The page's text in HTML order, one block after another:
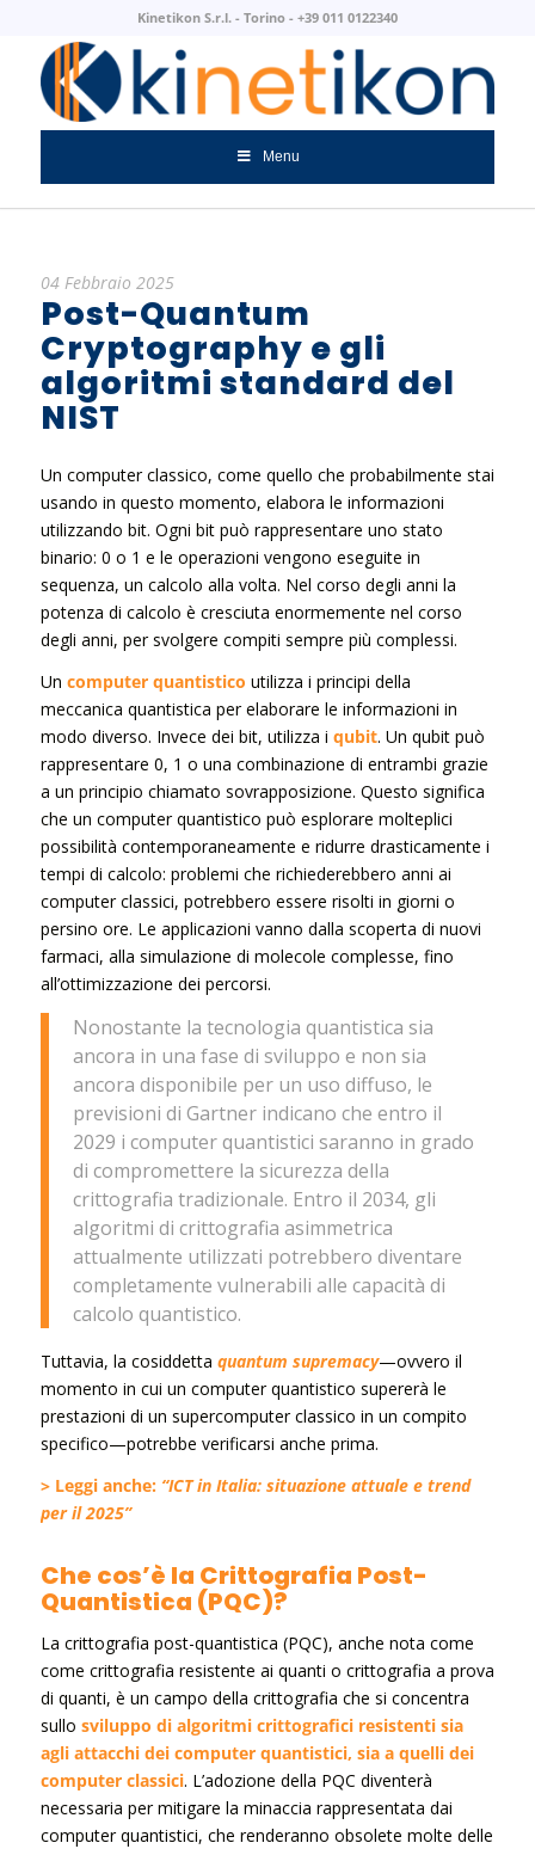
Kinetikon S.r.l. - Torino - +39 011 0122340
Menu
04 Febbraio 2025
Post-Quantum
Cryptography e gli
algoritmi standard del
NIST
Un computer classico, come quello che probabilmente stai
usando in questo momento, elabora le informazioni
utilizzando bit. Ogni bit può rappresentare uno stato
binario: 0 o 1 e le operazioni vengono eseguite in
sequenza, un calcolo alla volta. Nel corso degli anni la
potenza di calcolo è cresciuta enormemente nel corso
degli anni, per svolgere compiti sempre più complessi.
Un computer quantistico utilizza i principi della
meccanica quantistica per elaborare le informazioni in
modo diverso. Invece dei bit, utilizza i qubit. Un qubit può
rappresentare 0, 1 o una combinazione di entrambi grazie
a un principio chiamato sovrapposizione. Questo significa
che un computer quantistico può esplorare molteplici
possibilità contemporaneamente e ridurre drasticamente i
tempi di calcolo: problemi che richiederebbero anni ai
computer classici, potrebbero essere risolti in giorni o
persino ore. Le applicazioni vanno dalla scoperta di nuovi
farmaci, alla simulazione di molecole complesse, fino
all’ottimizzazione dei percorsi.
Nonostante la tecnologia quantistica sia
ancora in una fase di sviluppo e non sia
ancora disponibile per un uso diffuso, le
previsioni di Gartner indicano che entro il
2029 i computer quantistici saranno in grado
di compromettere la sicurezza della
crittografia tradizionale. Entro il 2034, gli
algoritmi di crittografia asimmetrica
attualmente utilizzati potrebbero diventare
completamente vulnerabili alle capacità di
calcolo quantistico.
Tuttavia, la cosiddetta quantum supremacy—ovvero il
momento in cui un computer quantistico supererà le
prestazioni di un supercomputer classico in un compito
specifico—potrebbe verificarsi anche prima.
> Leggi anche: “ICT in Italia: situazione attuale e trend
per il 2025”
Che cos’è la Crittografia Post-
Quantistica (PQC)?
La crittografia post-quantistica (PQC), anche nota come
come crittografia resistente ai quanti o crittografia a prova
di quanti, è un campo della crittografia che si concentra
sullo sviluppo di algoritmi crittografici resistenti sia
agli attacchi dei computer quantistici, sia a quelli dei
computer classici. L’adozione della PQC diventerà
necessaria per mitigare la minaccia rappresentata dai
computer quantistici, che renderanno obsolete molte delle